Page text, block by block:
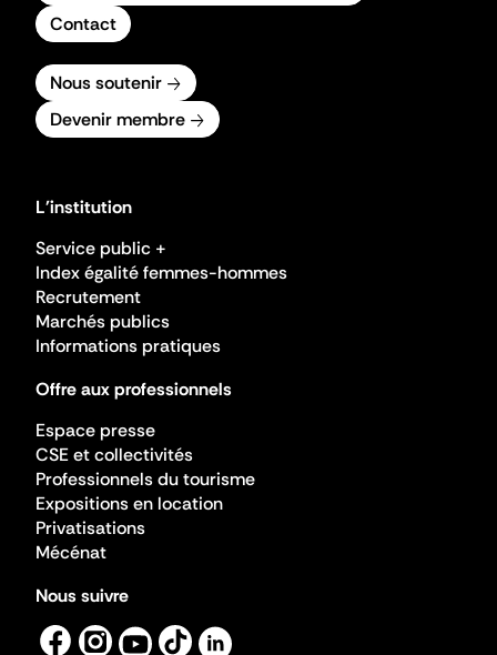
Contact
Nous soutenir
Devenir membre
L'institution
Service public +
Index égalité femmes-hommes
Recrutement
Marchés publics
Informations pratiques
Offre aux professionnels
Espace presse
CSE et collectivités
Professionnels du tourisme
Expositions en location
Privatisations
Mécénat
Nous suivre